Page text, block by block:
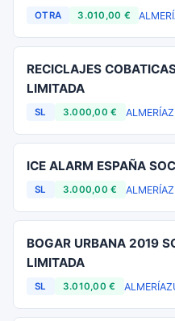
OTRA 3.010,00 €
RECICLAJES
LIMITADA
SL 3.000,00 € ALMERÍA
ICE ALARM ESPAÑA
SL 3.000,00 € ALMERÍA
BOGAR URBANA 2019
LIMITADA
SL 3.010,00 € ALMERÍA